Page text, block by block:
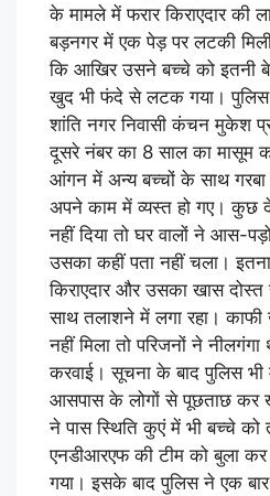
के मामले में फरार किराएदार की
बड़नगर में एक पेड़ पर लटकी
कि आखिर उसने बच्चे को इतनी
खुद भी फंदे से लटक गया।
शांति नगर निवासी कंचन मुकेश
दूसरे नंबर का 8 साल का मासूम
आंगन में अन्य बच्चों के साथ
अपने काम में व्यस्त हो गए। कुछ
नहीं दिया तो घर वालों ने आस-
उसका कहीं पता नहीं चला।
किराएदार और उसका खास
साथ तलाशने में लगा रहा। काफी
नहीं मिला तो परिजनों ने
करवाई। सूचना के बाद पुलिस
आसपास के लोगों से पूछताछ कर
ने पास स्थिति कुएं में भी बच्चे
एनडीआरएफ की टीम को बुला कर
गया। इसके बाद पुलिस ने एक